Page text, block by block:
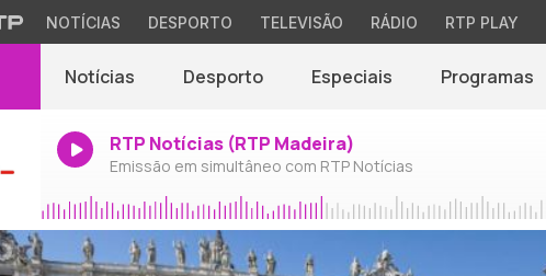
NOTÍCIAS DESPORTO TELEVISÃO RÁDIO RTP PLAY
Notícias Desporto Especiais Programas
RTP Notícias (RTP Madeira)
Emissão em simultâneo com RTP Notícias